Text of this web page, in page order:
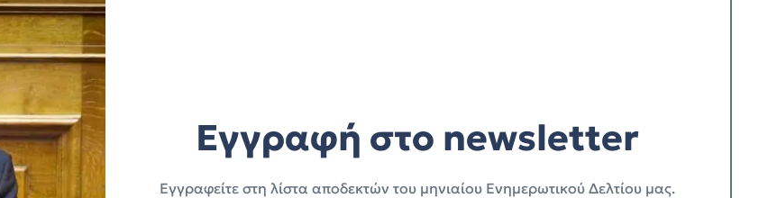
Εγγραφή στο newsletter
Eγγραφείτε στη λίστα αποδεκτών του μηνιαίου Ενημερωτικού Δελτίου μας.